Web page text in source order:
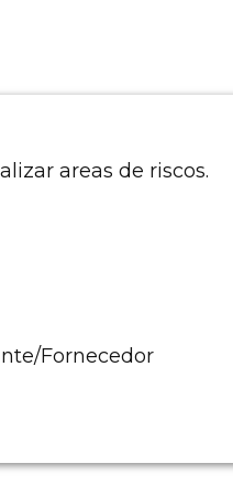
areas de riscos.
Fornecedor